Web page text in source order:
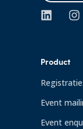
Product
Event
Event